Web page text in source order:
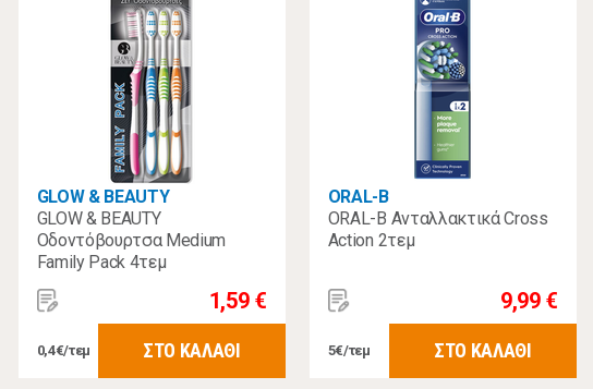
GLOW & BEAUTY
GLOW & BEAUTY
Οδοντόβουρτσα Medium
Family Pack 4τεμ
1,59 €
0,4€/τεμ ΣΤΟ ΚΑΛΑΘΙ
ORAL-B
ORAL-B Ανταλλακτικά Cross
Action 2τεμ
9,99 €
5€/τεμ ΣΤΟ ΚΑΛΑΘΙ